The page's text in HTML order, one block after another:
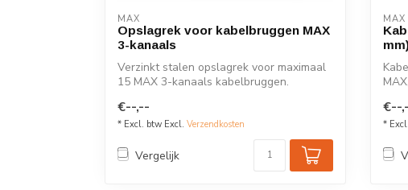
MAX
Opslagrek voor kabelbruggen MAX
3-kanaals
Verzinkt stalen opslagrek voor maximaal
15 MAX 3-kanaals kabelbruggen.
€--,--
* Excl. btw Excl. Verzendkosten
Vergelijk
MAX
€--
*